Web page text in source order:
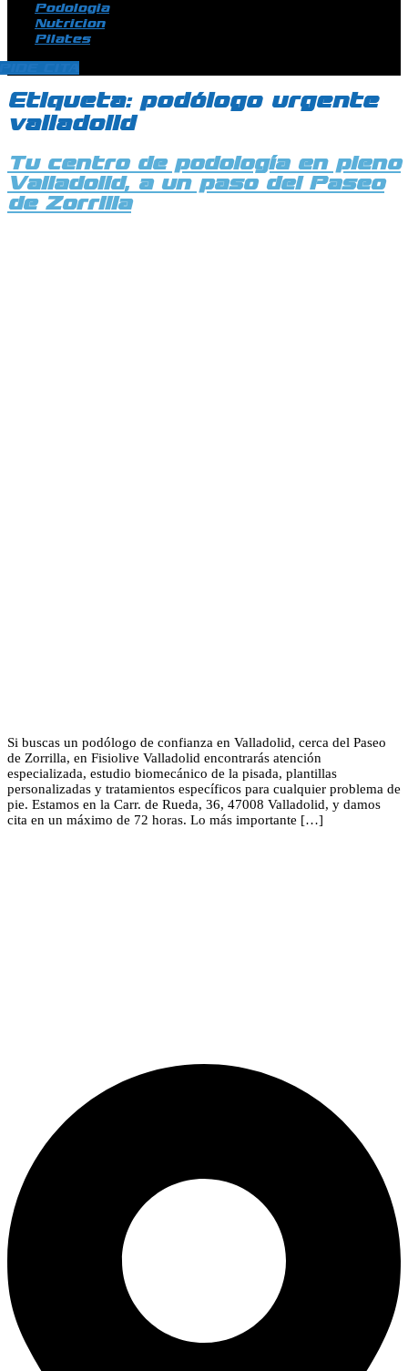
Podologia
Nutricion
Pilates
Etiqueta: podólogo urgente
valladolid
Tu centro de podología en pleno
Valladolid, a un paso del Paseo
de Zorrilla
Si buscas un podólogo de confianza en Valladolid, cerca del Paseo
de Zorrilla, en Fisiolive Valladolid encontrarás atención
especializada, estudio biomecánico de la pisada, plantillas
personalizadas y tratamientos específicos para cualquier problema de
pie. Estamos en la Carr. de Rueda, 36, 47008 Valladolid, y damos
cita en un máximo de 72 horas. Lo más importante […]